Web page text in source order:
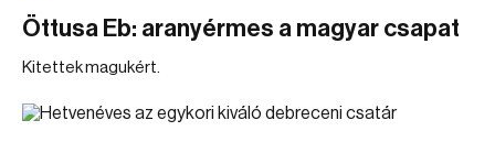
Öttusa Eb: aranyérmes a magyar csapat
Kitettek magukért.